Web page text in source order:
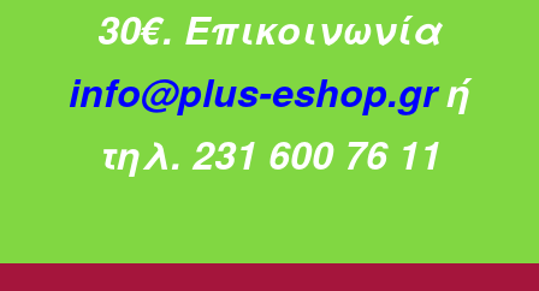
30€. Επικοινωνία
info@plus-eshop.grή
τηλ. 231 600 76 11